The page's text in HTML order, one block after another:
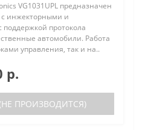
VG1031UPL предназначен
с инжекторными и
протокола
автомобили. Работа
управления, так и на..
р.
ПРОИЗВОДИТСЯ)